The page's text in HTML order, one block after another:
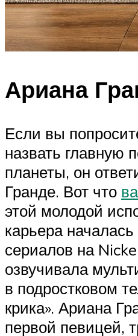
Ариана
Если вы
назвать главную
планеты, он
Гранде. Вот что
этой молодой
карьера началась
сериалов на
озвучивала
в подростковом
крика». Ариана
первой певицей,